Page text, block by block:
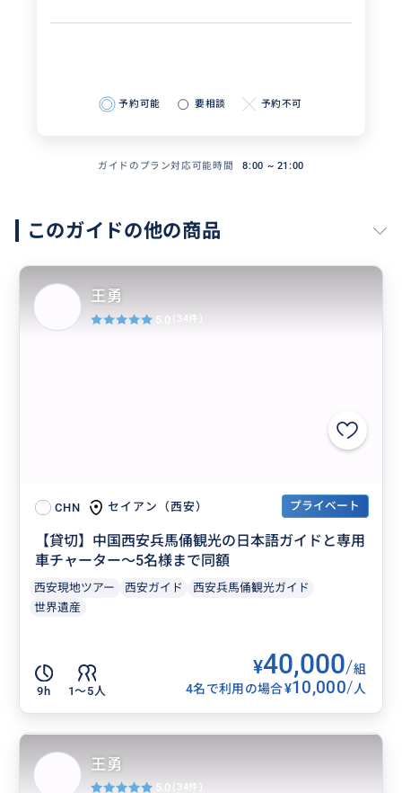
予約可能 要相談 予約不可
ガイドのプラン対応可能時間 8:00 ~ 21:00
このガイドの他の商品
CHN セイアン（西安） プライベート
【貸切】中国西安兵馬俑観光の日本語ガイドと専用
車チャーター～5名様まで同額
西安現地ツアー 西安ガイド
西安兵馬俑観光ガイド
世界遺産
9h 1〜5人
¥40,000/組
4名で利用の場合¥10,000/人
王勇
5.0 (34件)
王勇
5.0 (34件)